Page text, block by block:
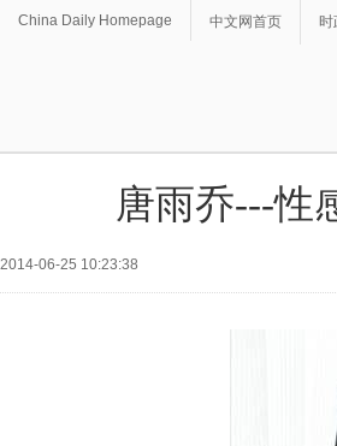
China Daily Homepage 中文网首页 时
唐雨乔---性
2014-06-25 10:23:38